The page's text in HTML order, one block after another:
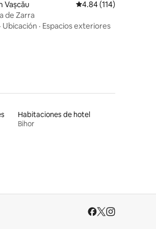
Vașcău Calificación promedio:
4.84 (114)
de Zarra
· Ubicación · Espacios exteriores
Habitaciones de hotel
Bihor